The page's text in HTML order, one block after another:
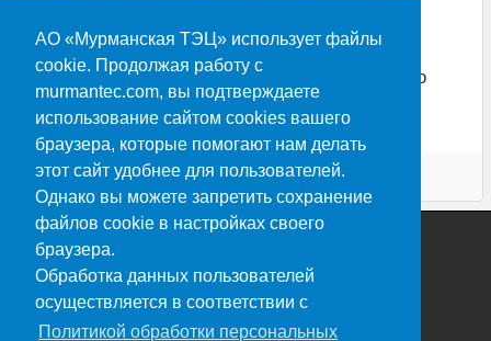
АО «Мурманская ТЭЦ» использует файлы
cookie. Продолжая работу с
murmantec.com, вы подтверждаете
использование сайтом cookies вашего
браузера, которые помогают нам делать
этот сайт удобнее для пользователей.
Однако вы можете запретить сохранение
файлов cookie в настройках своего
браузера.
Обработка данных пользователей
осуществляется в соответствии с
Политикой обработки персональных
За период отсутствия коммунальных услуг по
отоплению и горячему водоснабжению будет
произведен перерасчет.
Опубликовано 11.03.2026